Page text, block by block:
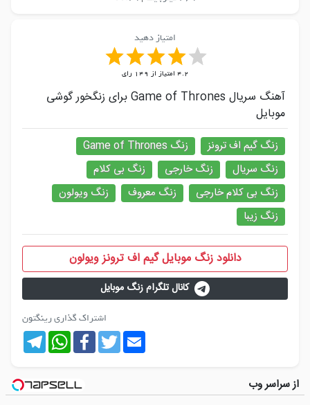
امتیاز دهید
4.2 امتیاز از 149 رای
آهنگ سریال Game of Thrones برای زنگخور گوشی
موبایل
زنگ گیم اف ترونز
زنگ Game of Thrones
زنگ سریال
زنگ خارجی
زنگ بی کلام
زنگ بی کلام خارجی
زنگ معروف
زنگ ویولون
زنگ زیبا
دانلود زنگ موبایل گیم اف ترونز ویولون
کانال تلگرام زنگ موبایل
اشتراک گذاری رینگتون
Telegram
WhatsAppFacebookTwitterEmail
از سراسر وب